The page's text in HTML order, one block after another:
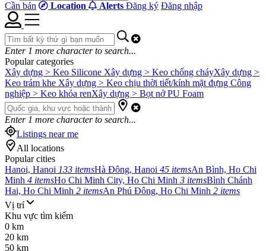
Cần bán Location Alerts Đăng ký Đăng nhập
Enter 1 more character to search...
Popular categories
Xây dựng > Keo Silicone Xây dựng > Keo chống cháyXây dựng >
Keo trám khe Xây dựng > Keo chịu thời tiết/kính mặt đựng Công
nghiệp > Keo khóa renXây dựng > Bọt nở PU Foam
Enter 1 more character to search...
Listings near me
All locations
Popular cities
Hanoi, Hanoi 133 itemsHà Đông, Hanoi 45 itemsAn Bình, Ho Chi
Minh 4 itemsHo Chi Minh City, Ho Chi Minh 3 itemsBình Chánh
Hai, Ho Chi Minh 2 itemsAn Phú Đông, Ho Chi Minh 2 items
Vị trí
Khu vực tìm kiếm
0 km
20 km
50 km